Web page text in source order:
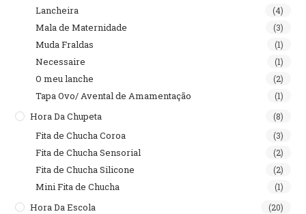
Lancheira (4)
Mala de Maternidade (3)
Muda Fraldas (1)
Necessaire (1)
O meu lanche (2)
Tapa Ovo/ Avental de Amamentação (1)
Hora Da Chupeta (8)
Fita de Chucha Coroa (3)
Fita de Chucha Sensorial (2)
Fita de Chucha Silicone (2)
Mini Fita de Chucha (1)
Hora Da Escola (20)